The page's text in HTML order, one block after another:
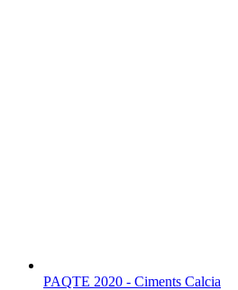
PAQTE 2020 - Ciments Calcia